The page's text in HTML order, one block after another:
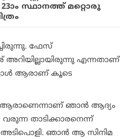
സ്ഥാനത്ത് മറ്റൊരു
ഫേസ്
അറിയില്ലായിരുന്നു എന്നതാണ്
ആരാണ് കൂടെ
ഞാന്‍ ആദ്യം
താടിക്കാരനെന്ന്
ഞാന്‍ ആ സിനിമ